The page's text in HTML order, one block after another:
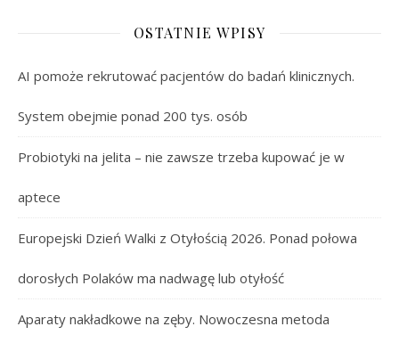
OSTATNIE WPISY
AI pomoże rekrutować pacjentów do badań klinicznych.
System obejmie ponad 200 tys. osób
Probiotyki na jelita – nie zawsze trzeba kupować je w
aptece
Europejski Dzień Walki z Otyłością 2026. Ponad połowa
dorosłych Polaków ma nadwagę lub otyłość
Aparaty nakładkowe na zęby. Nowoczesna metoda